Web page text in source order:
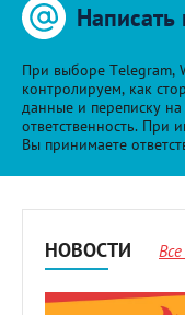
Написать
При выборе Telegram,
контролируем, как
данные и переписку
ответственность. При
Вы принимаете
НОВОСТИ